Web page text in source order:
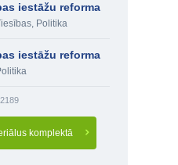
iestāžu reforma
, Politika
iestāžu reforma
komplektā